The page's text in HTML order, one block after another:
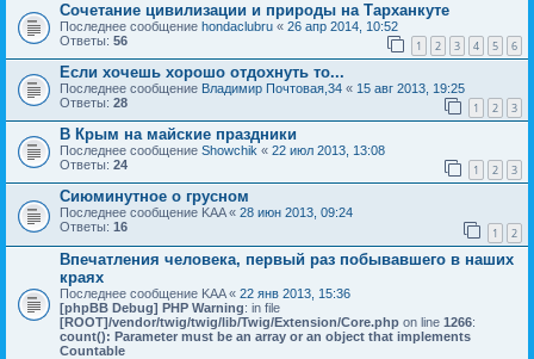
Сочетание цивилизации и природы на Тарханкуте
Последнее сообщение hondaclubru « 26 апр 2014, 10:52
Ответы: 56 1 2 3 4 5 6
Если хочешь хорошо отдохнуть то...
Последнее сообщение Владимир Почтовая,34 « 15 авг 2013, 19:25
Ответы: 28 1 2 3
В Крым на майские праздники
Последнее сообщение Showchik « 22 июл 2013, 13:08
Ответы: 24 1 2 3
Сиюминутное о грусном
Последнее сообщение KAA« 28 июн 2013, 09:24
Ответы: 16 1 2
Впечатления человека, первый раз побывавшего в наших
краях
Последнее сообщение KAA« 22 янв 2013, 15:36
[phpBB Debug] PHP Warning: in file
[ROOT]/vendor/twig/twig/lib/Twig/Extension/Core.php on line 1266:
count(): Parameter must be an array or an object that implements
Countable